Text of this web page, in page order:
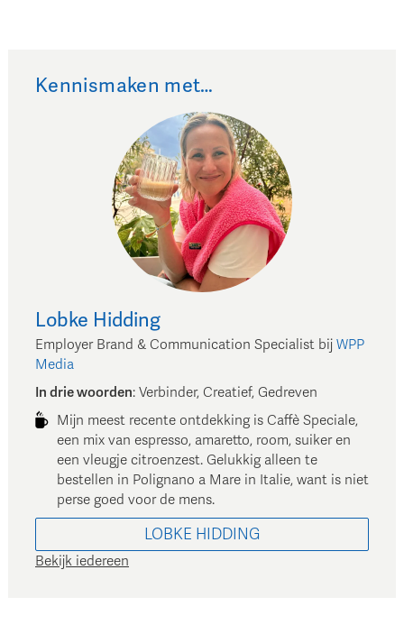
Kennismaken met…
Lobke Hidding
Employer Brand & Communication Specialist bij WPP
Media
In drie woorden: Verbinder, Creatief, Gedreven
Mijn meest recente ontdekking is Caffè Speciale,
een mix van espresso, amaretto, room, suiker en
een vleugje citroenzest. Gelukkig alleen te
bestellen in Polignano a Mare in Italie, want is niet
perse goed voor de mens.
LOBKE HIDDING
Bekijk iedereen